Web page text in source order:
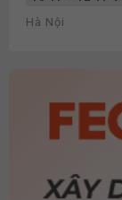
Hà Nội